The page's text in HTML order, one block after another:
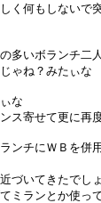
く何もしないで
多いボランチ二
ゃね？みたぃな
な
ス寄せて更に再
ンチにＷＢを併
づいてきたでし
ミランとか使っ